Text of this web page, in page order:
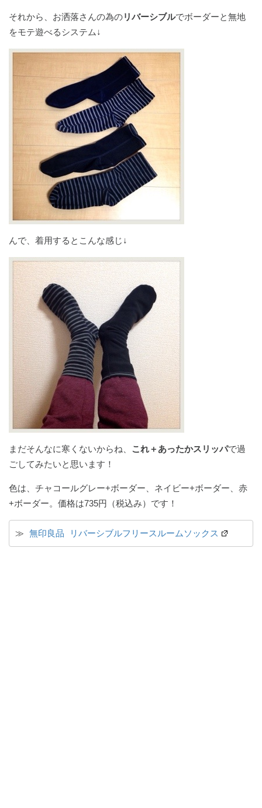
それから、お洒落さんの為のリバーシブルでボーダーと無地
をモテ遊べるシステム↓
んで、着用するとこんな感じ↓
まだそんなに寒くないからね、 これ＋あったかスリッパで過
ごしてみたいと思います！
色は、チャコールグレー+ボーダー、ネイビー+ボーダー、赤
+ボーダー。価格は735円（税込み）です！
≫ 無印良品 リバーシブルフリースルームソックス